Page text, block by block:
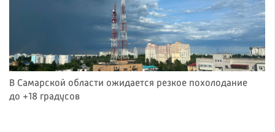
В Самарской области ожидается резкое похолодание
до +18 градусов